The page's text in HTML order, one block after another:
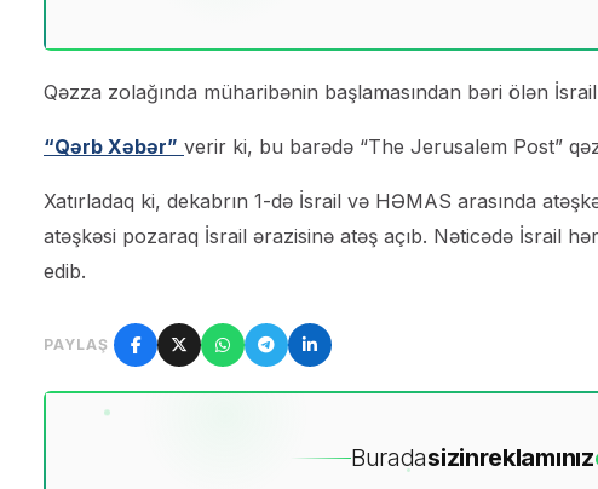
Qəzza zolağında müharibənin başlamasından bəri ölən
“Qərb Xəbər” verir ki, bu barədə “The Jerusalem Post”
Xatırladaq ki, dekabrın 1-də İsrail və HƏMAS arasında
atəşkəsi pozaraq İsrail ərazisinə atəş açıb. Nəticədə İsrail
edib.
PAYLAŞ
Buradasizinreklamınız